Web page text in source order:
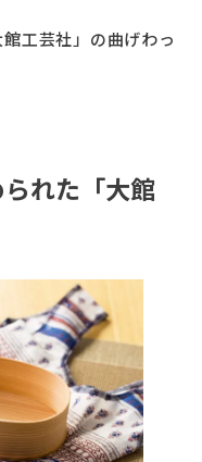
工芸社」の曲げわっ
れた「大館